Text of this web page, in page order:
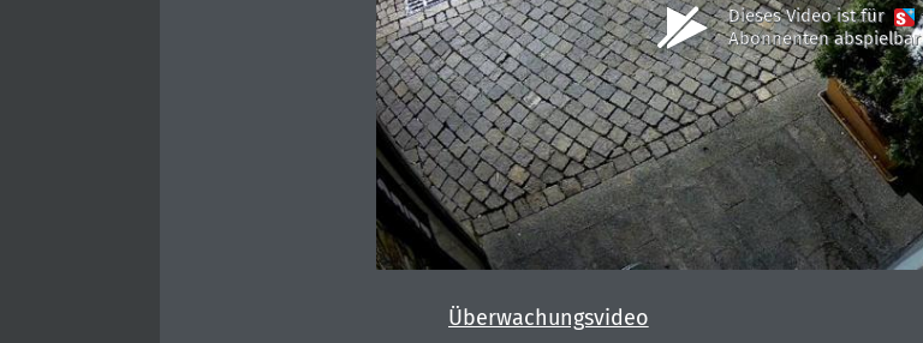
Dieses Video ist für
Abonnenten abspielbar
Überwachungsvideo